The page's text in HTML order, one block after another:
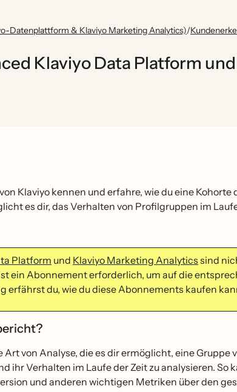
Datenplattform & Klaviyo Marketing Analytics)/
Klaviyo Data Platform
Klaviyo kennen und erfahre, wie du eine
es dir, das Verhalten von Profilgruppen im
Platform und Klaviyo Marketing Analytics sind
ein Abonnement erforderlich, um auf die
erfährst du, wie du diese Abonnements kaufen
von Analyse, die es dir ermöglicht, eine
ihr Verhalten im Laufe der Zeit zu analysieren. So
und anderen wichtigen Metriken über den